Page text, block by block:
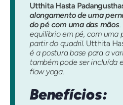
Utthita Hasta
alongamento de uma
do pé com uma das mãos.
equilíbrio em pé, com uma
partir do quadril. Utthita
é a postura base para a
também pode ser incluída
flow yoga.
Benefícios: